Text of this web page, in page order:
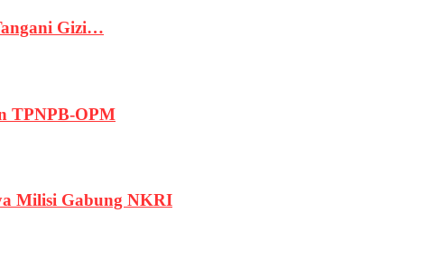
Gizi…
TPNPB-OPM
Milisi Gabung NKRI